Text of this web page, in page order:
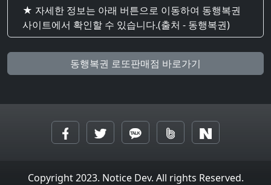
★ 자세한 정보는 아래 버튼으로 이동하여 동행복권
사이트에서 확인할 수 있습니다.(출처 - 동행복권)
동행복권 로또판매점 바로가기
Copyright 2023. Notice Dev. All rights Reserved.